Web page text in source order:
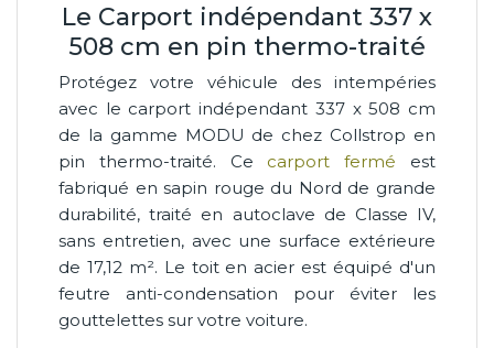
Le Carport indépendant 337 x
508 cm en pin thermo-traité
Protégez votre véhicule des intempéries
avec le carport indépendant 337 x 508 cm
de la gamme MODU de chez Collstrop en
pin thermo-traité. Ce carport fermé est
fabriqué en sapin rouge du Nord de grande
durabilité, traité en autoclave de Classe IV,
sans entretien, avec une surface extérieure
de 17,12 m². Le toit en acier est équipé d'un
feutre anti-condensation pour éviter les
gouttelettes sur votre voiture.